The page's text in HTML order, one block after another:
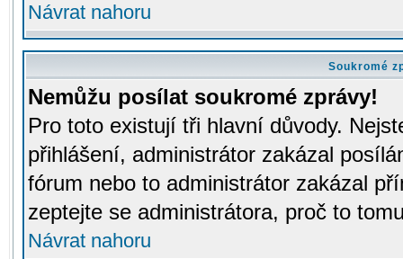
Návrat nahoru
Soukromé
Nemůžu posílat soukromé zprávy!
Pro toto existují tři hlavní důvody.
přihlášení, administrátor zakázal
fórum nebo to administrátor zakázal
zeptejte se administrátora, proč to
Návrat nahoru